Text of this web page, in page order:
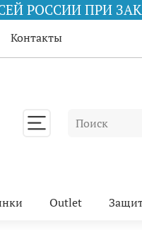
ОТ 10000 ₽
Контакты
Outlet